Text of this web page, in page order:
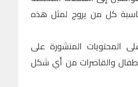
كل من يروج لمثل هذه
المحتويات المنشورة على
والقاصرات من أي شكل